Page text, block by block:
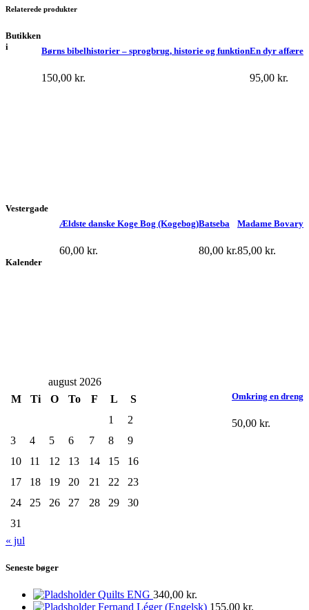
Relaterede produkter
En dyr affære
95,00 kr.
Børns bibelhistorier – sprogbrug, historie og funktion
150,00 kr.
Madame Bovary
85,00 kr.
Batseba
80,00 kr.
Ældste danske Koge Bog (Kogebog)
60,00 kr.
Omkring en dreng
50,00 kr.
Butikken
i
Vestergade
Kalender
august 2026
M
Ti O To F L
S
1
2
3
4 5 6 7 8
9
10
11 12 13 14 15
16
17
18 19 20 21 22
23
24
25 26 27 28 29
30
31
« jul
Seneste bøger
Quilts ENG 340,00 kr.
Fernand Léger (Engelsk) 155,00 kr.